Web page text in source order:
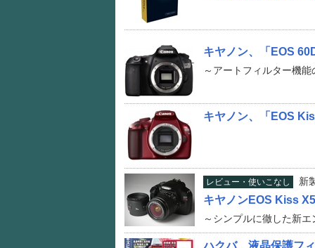
キヤノン、「EOS
～アートフィルター機
キヤノン、「EOS
レビュー・使いこなし 新
キヤノンEOS Kiss
～シンプルに徹した新
ハクバ、液晶保護フ